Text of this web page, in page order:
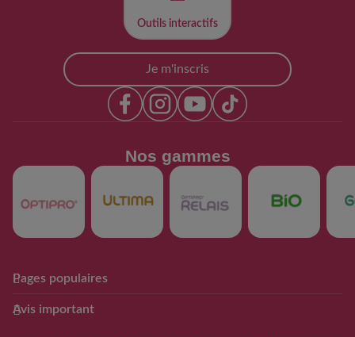
Outils interactifs​
Je m'inscris
Nos gammes​
Pages populaires
Avantage Club bébé & moi
Avis important